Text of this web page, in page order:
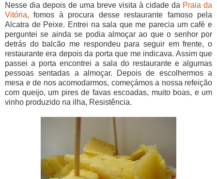
Nesse dia depois de uma breve visita à cidade da Praia da
Vitória, fomos à procura desse restaurante famoso pela
Alcatra de Peixe. Entrei na sala que me parecia um café e
perguntei se ainda se podia almoçar ao que o senhor por
detrás do balcão me respondeu para seguir em frente, o
restaurante era depois da porta que me indicava. Assim que
passei a porta encontrei a sala do restaurante e algumas
pessoas sentadas a almoçar. Depois de escolhermos a
mesa e de nos acomodarmos, começámos a nossa refeição
com queijo, um pires de favas escoadas, muito boas, e um
vinho produzido na ilha, Resistência.